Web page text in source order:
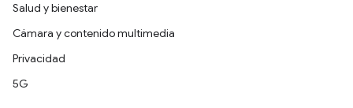
Salud y bienestar
Cámara y contenido multimedia
Privacidad
5G